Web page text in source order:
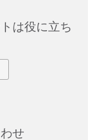
は役に立ち
せ